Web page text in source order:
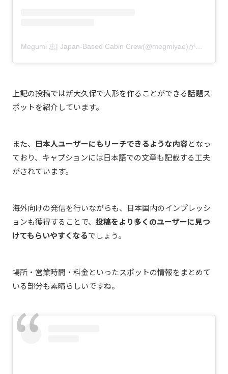
Megumi 恵| Japan-Based Cabin Crew(@megmiyae)がシェアした投稿
上記の投稿では新大久保で人形を作ることができる話題ス
ポットを紹介しています。
また、 日本人ユーザーにもリーチできるような内容となっ
ており、キャプションには日本語での文章も記載する工夫
がされています。
海外向けの発信を行いながらも、日本国内のインプレッシ
ョンも獲得することで、 投稿をより多くのユーザーに見つ
けてもらいやすくなるでしょう。
場所・営業時間・料金といったスポットの情報をまとめて
いる部分も素晴らしいですね。